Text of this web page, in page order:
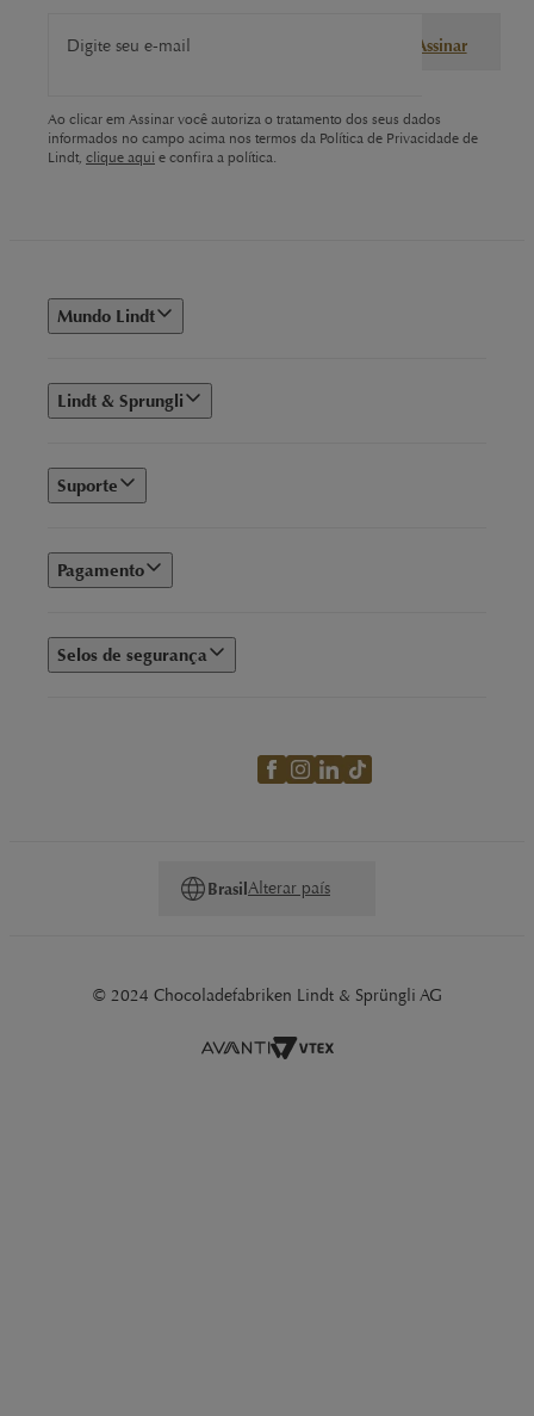
Digite seu e-mail Assinar
Ao clicar em Assinar você autoriza o tratamento dos seus dados
informados no campo acima nos termos da Política de Privacidade de
Lindt, clique aqui e confira a política.
Mundo Lindt
Lindt & Sprungli
Suporte
Pagamento
Selos de segurança
BrasilAlterar país
© 2024 Chocoladefabriken Lindt & Sprüngli AG